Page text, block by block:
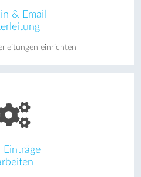
& Email
einrichten
Einträge